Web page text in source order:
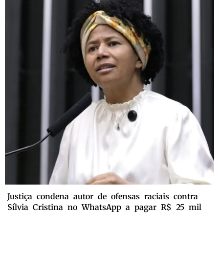
Justiça condena autor de ofensas raciais contra
Sílvia Cristina no WhatsApp a pagar R$ 25 mil